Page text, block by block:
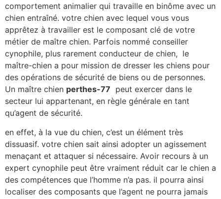
comportement animalier qui travaille en binôme avec un
chien entraîné. votre chien avec lequel vous vous
apprêtez à travailler est le composant clé de votre
métier de maître chien. Parfois nommé conseiller
cynophile, plus rarement conducteur de chien, le
maître-chien a pour mission de dresser les chiens pour
des opérations de sécurité de biens ou de personnes.
Un maître chien perthes-77 peut exercer dans le
secteur lui appartenant, en règle générale en tant
qu’agent de sécurité.
en effet, à la vue du chien, c’est un élément très
dissuasif. votre chien sait ainsi adopter un agissement
menaçant et attaquer si nécessaire. Avoir recours à un
expert cynophile peut être vraiment réduit car le chien a
des compétences que l’homme n’a pas. il pourra ainsi
localiser des composants que l’agent ne pourra jamais